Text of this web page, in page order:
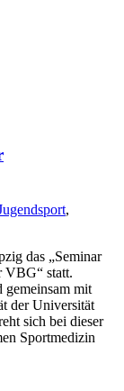
,
das „Seminar
VBG“ statt.
gemeinsam mit
der Universität
sich bei dieser
Sportmedizin